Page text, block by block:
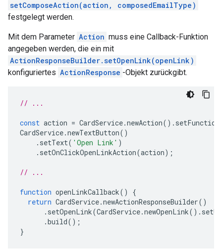
setComposeAction(action, composedEmailType)
festgelegt werden.
Mit dem Parameter Action muss eine Callback-Funktion
angegeben werden, die ein mit
ActionResponseBuilder.setOpenLink(openLink)
konfiguriertes ActionResponse -Objekt zurückgibt.
// ...
const action = CardService.newAction().
CardService.newTextButton()
. setText( 'Open Link' )
. setOnClickOpenLinkAction(action);
// ...
function openLinkCallback()
{
return CardService.newActionResponseBuilder()
. setOpenLink(CardService.newOpenLink().
.build();
}